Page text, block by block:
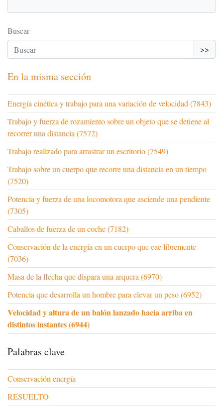
Buscar
>>
En la misma sección
Energía cinética y trabajo para una variación de velocidad (7843)
Trabajo y fuerza de rozamiento sobre un objeto que se detiene al
recorrer una distancia (7572)
Trabajo realizado para arrastrar un escritorio (7549)
Trabajo sobre un cuerpo que recorre una distancia en un tiempo
(7520)
Potencia y fuerza de una locomotora que asciende una pendiente
(7305)
Caballos de fuerza de un coche (7182)
Conservación de la energía en un cuerpo que cae libremente
(7036)
Masa de la flecha que dispara una arquera (6970)
Potencia que desarrolla un hombre para elevar un peso (6952)
Velocidad y altura de un balón lanzado hacia arriba en
distintos instantes (6944)
Palabras clave
Conservación energía
RESUELTO